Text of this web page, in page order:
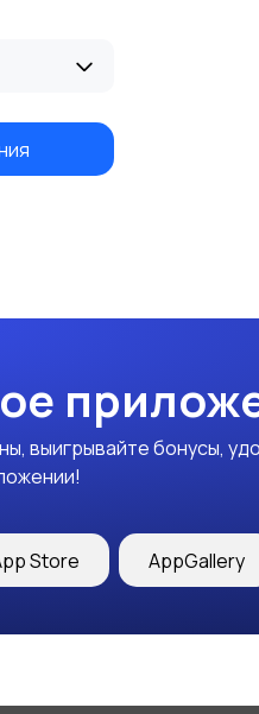
выигрывайте бонусы,
Store AppGallery